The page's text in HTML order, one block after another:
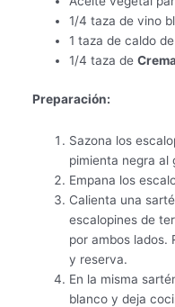
1/4 taza de vino
1 taza de caldo
1/4 taza de
Preparación:
Sazona los
pimienta negra al
Empana los
Calienta una
escalopines de
por ambos lados.
y reserva.
En la misma
blanco y deja